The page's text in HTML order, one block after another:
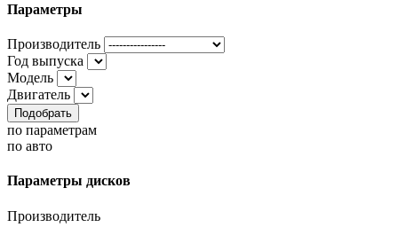
Параметры
Производитель
Год выпуска
Модель
Двигатель
Подобрать
по параметрам
по авто
Параметры дисков
Производитель